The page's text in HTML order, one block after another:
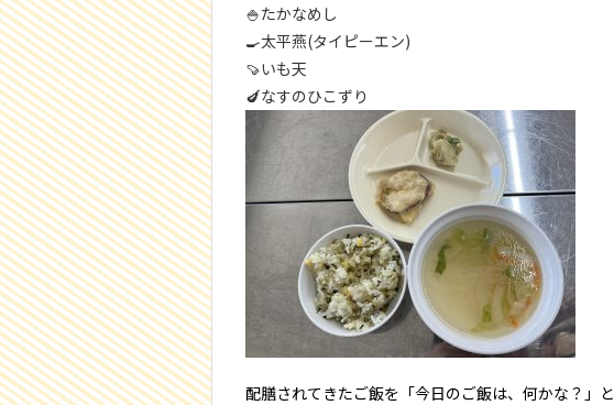
🍚たかなめし
🍳太平燕(タイピーエン)
🍠いも天
🍆なすのひこずり
配膳されてきたご飯を「今日のご飯は、何かな？」と